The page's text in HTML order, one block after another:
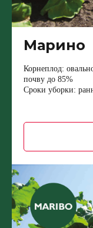
Марино
Корнеплод:
почву до 85%
Сроки уборки: